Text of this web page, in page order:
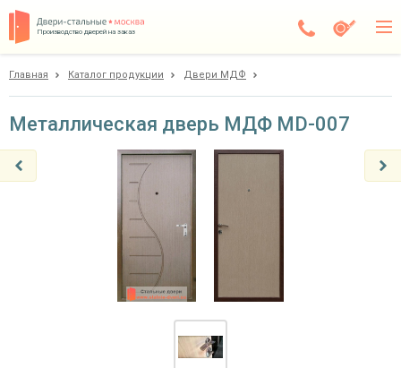
Производство дверей на заказ
Доставка
Покупателям
Главная Каталог продукции Двери МДФ
Металлическая дверь МДФ MD-007